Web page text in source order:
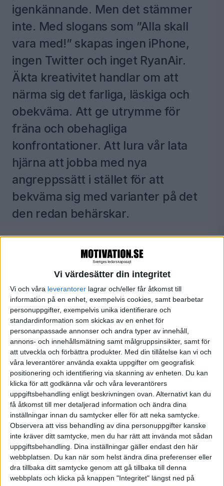
Vi värdesätter din integritet
Vi och våra leverantorer lagrar och/eller får åtkomst till
information på en enhet, exempelvis cookies, samt bearbetar
personuppgifter, exempelvis unika identifierare och
standardinformation som skickas av en enhet för
personanpassade annonser och andra typer av innehåll,
annons- och innehållsmätning samt målgruppsinsikter, samt för
att utveckla och förbättra produkter. Med din tillåtelse kan vi och
våra leverantörer använda exakta uppgifter om geografisk
positionering och identifiering via skanning av enheten. Du kan
klicka för att godkänna vår och våra leverantörers
uppgiftsbehandling enligt beskrivningen ovan. Alternativt kan du
få åtkomst till mer detaljerad information och ändra dina
inställningar innan du samtycker eller för att neka samtycke.
Observera att viss behandling av dina personuppgifter kanske
inte kräver ditt samtycke, men du har rätt att invända mot sådan
uppgiftsbehandling. Dina inställningar gäller endast den här
webbplatsen. Du kan när som helst ändra dina preferenser eller
dra tillbaka ditt samtycke genom att gå tillbaka till denna
webbplats och klicka på knappen "Integritet" längst ned på
igenkännande. Men det stämmer
inte. Med slogans som ”Alla skall
vara med!” skapas ingen iPhone,
ingen Twitter och inget RyanAir.
Äkta kreativitet handlar om att
närma sig det farliga, läskiga och
obekväma. Att ge utrymme för
fräna och obehagliga
konfrontationer. Att lura vår lata
hjärna att jobba med nya
angreppssätt i stället för att
bekväma sig med varianter på det
den redan behärskar.
Här laddar du ner pdf:en med sammanfattningen av
"Farliga idéer - när det opassande tänkandet är din
värdefullaste resurs".
Farliga-ideer-bokresume.pdf
Boksammanfattningar
Boksammanfattning Motivera Litteratur
Prenumerera på vårt nyhetsbrev
Bli en av de 13 000 som läser vårt nyhetsbrev varje
vecka. Inspiration och kunskap, varje torsdag.